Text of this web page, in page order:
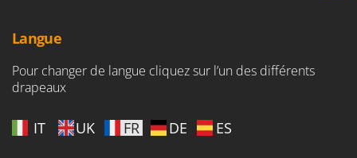
Mockmill
More than chef
MOVA
Langue
Pour changer de langue cliquez sur l’un des différents
drapeaux
IT UK FR DE ES